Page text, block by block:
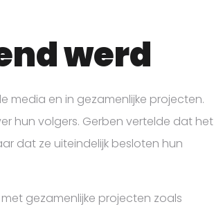
werd
media en in gezamenlijke projecten.
hun volgers. Gerben vertelde dat het
dat ze uiteindelijk besloten hun
gezamenlijke projecten zoals